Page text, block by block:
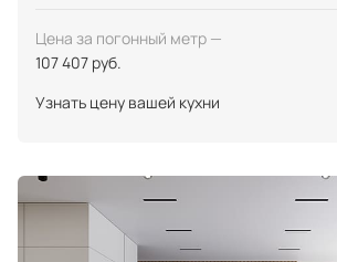
Цена за погонный метр —
107 407 руб.
Узнать цену вашей кухни